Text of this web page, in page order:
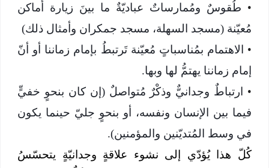
• طُقوسٌ ومُمارساتٌ عباديّةٌ ما بينَ زيارة أماكن
مُعيّنة (مسجد السهلة، مسجد جمكران وأمثال ذلك)
الاهتمام بمُناسباتٍ مُعيّنة تَرتبطُ بإمام زماننا أو أنّ
إمام زماننا يهتمُّ لها وبها.
• ارتباطٌ وجدانيٌّ وذكْرٌ مُتواصلٌ (إن كان بنحوٍ خفيٍّ
فيما بين الإنسان ونفسه، أو بنحوٍ جليّ حينما يكون
في وسط المُتديّنين والمؤمنين).
كُلّ هذا يُؤدّي إلى نشوء علاقةٍ وجدانيّةٍ يتحسّسُ